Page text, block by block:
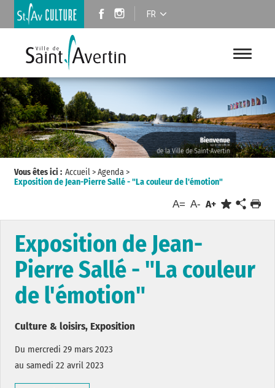
FR
Vous êtes ici : Accueil>Agenda>
Exposition de Jean-Pierre Sallé - "La couleur de l'émotion"
A= A- A+
Exposition de Jean-
Pierre Sallé - "La couleur
de l'émotion"
Culture & loisirs, Exposition
Du mercredi 29 mars 2023
au samedi 22 avril 2023